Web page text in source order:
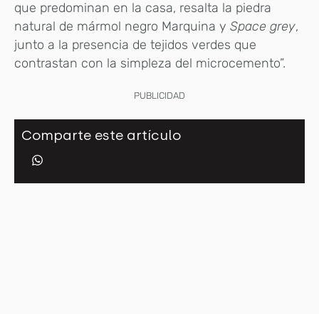
que predominan en la casa, resalta la piedra
natural de mármol negro Marquina y Space grey,
junto a la presencia de tejidos verdes que
contrastan con la simpleza del microcemento”.
PUBLICIDAD
Comparte este artículo